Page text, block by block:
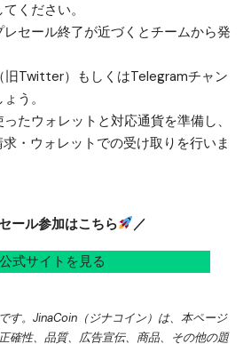
ください。
セール終了が近づくとチームから発
旧Twitter） もしくはTelegramチャン
う。
たウォレットと対応通貨を準備し、
・ウォレットでの受け取りを行いま
ール参加はこちら ／
公式サイトを見る
す。JinaCoin（ジナコイン）は、本ページ
確性、品質、広告宣伝、商品、その他の題